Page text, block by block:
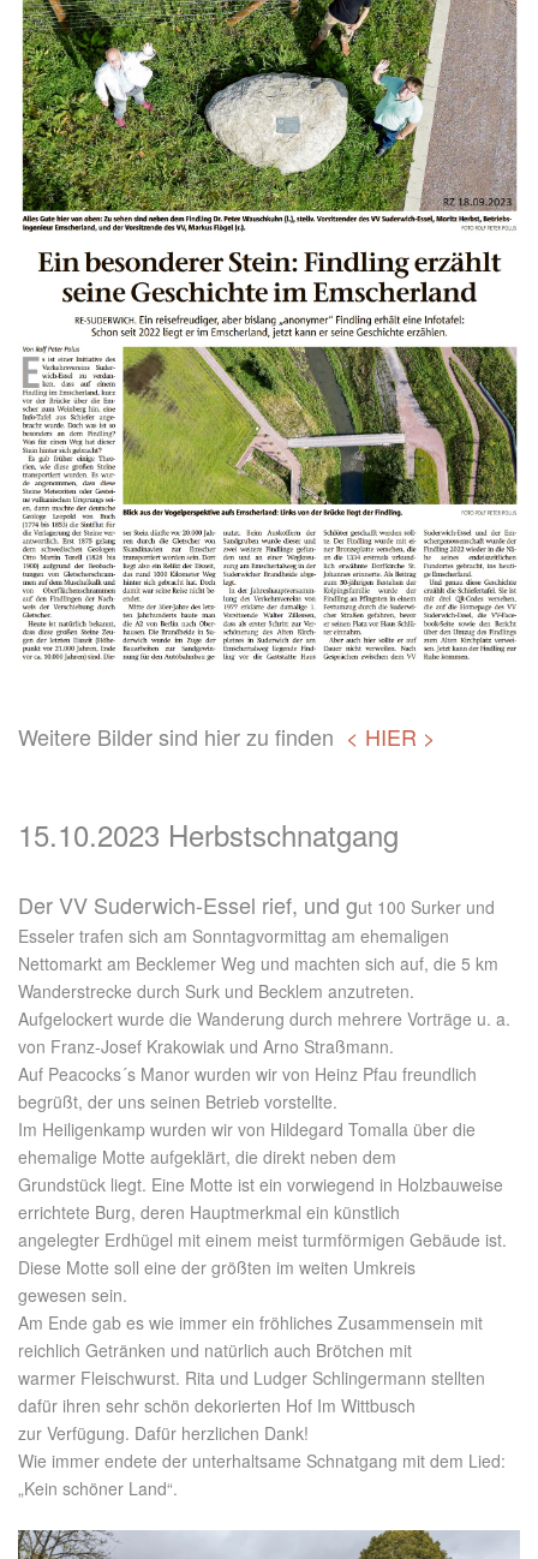
Weitere Bilder sind hier zu finden < HIER >
15.10.2023 Herbstschnatgang
Der VV Suderwich-Essel rief, und gut 100 Surker und
Esseler trafen sich am Sonntagvormittag am ehemaligen
Nettomarkt am Becklemer Weg und machten sich auf, die 5 km
Wanderstrecke durch Surk und Becklem anzutreten.
Aufgelockert wurde die Wanderung durch mehrere Vorträge u. a.
von Franz-Josef Krakowiak und Arno Straßmann.
Auf Peacocks´s Manor wurden wir von Heinz Pfau freundlich
begrüßt, der uns seinen Betrieb vorstellte.
Im Heiligenkamp wurden wir von Hildegard Tomalla über die
ehemalige Motte aufgeklärt, die direkt neben dem
Grundstück liegt. Eine Motte ist ein vorwiegend in Holzbauweise
errichtete Burg, deren Hauptmerkmal ein künstlich
angelegter Erdhügel mit einem meist turmförmigen Gebäude ist.
Diese Motte soll eine der größten im weiten Umkreis
gewesen sein.
Am Ende gab es wie immer ein fröhliches Zusammensein mit
reichlich Getränken und natürlich auch Brötchen mit
warmer Fleischwurst. Rita und Ludger Schlingermann stellten
dafür ihren sehr schön dekorierten Hof Im Wittbusch
zur Verfügung. Dafür herzlichen Dank!
Wie immer endete der unterhaltsame Schnatgang mit dem Lied:
„Kein schöner Land“.